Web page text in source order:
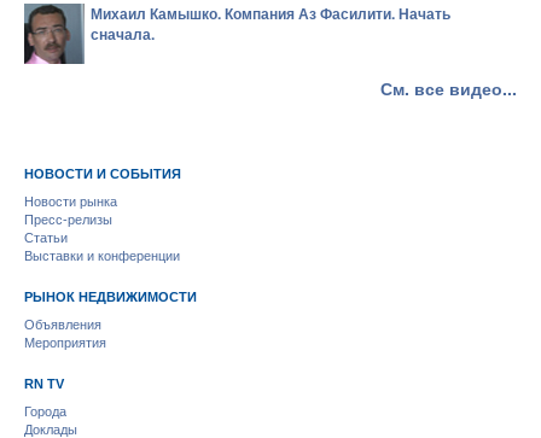
Михаил Камышко. Компания Аз Фасилити. Начать
сначала.
См. все видео...
НОВОСТИ И СОБЫТИЯ
Новости рынка
Пресс-релизы
Статьи
Выставки и конференции
РЫНОК НЕДВИЖИМОСТИ
Объявления
Мероприятия
RN TV
Города
Доклады